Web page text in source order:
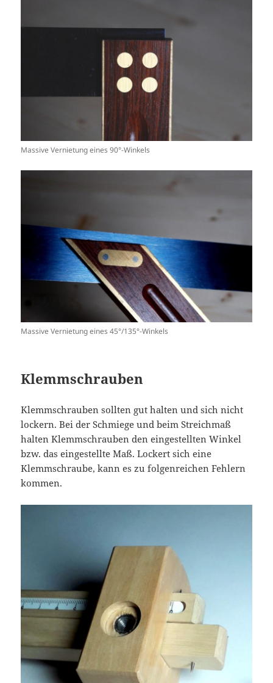
Massive Vernietung eines 90°-Winkels
Massive Vernietung eines 45°/135°-Winkels
Klemmschrauben
Klemmschrauben sollten gut halten und sich nicht
lockern. Bei der Schmiege und beim Streichmaß
halten Klemmschrauben den eingestellten Winkel
bzw. das eingestellte Maß. Lockert sich eine
Klemmschraube, kann es zu folgenreichen Fehlern
kommen.